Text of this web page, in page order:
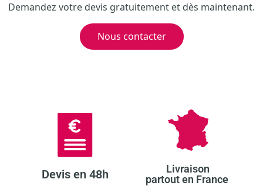
Demandez votre devis gratuitement et dès maintenant.
Nous contacter
Devis en 48h​
Livraison
partout en France ​